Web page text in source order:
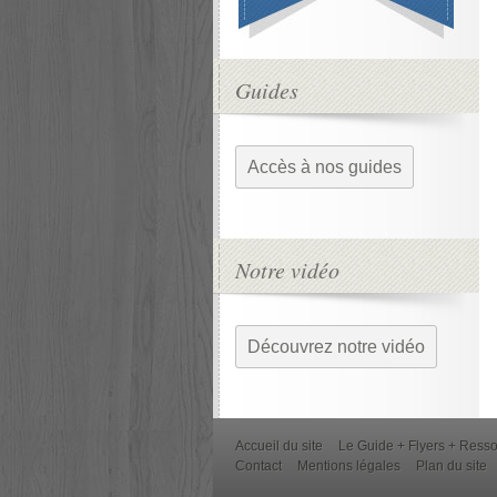
Guides
Accès à nos guides
Notre vidéo
Découvrez notre vidéo
Accueil du site
Le Guide + Flyers +
Contact
Mentions légales Plan du site